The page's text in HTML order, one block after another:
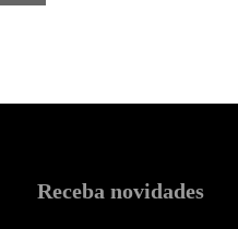
Receba novidades